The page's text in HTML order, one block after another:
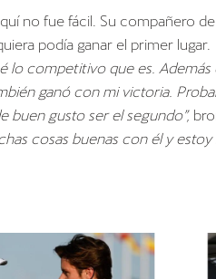
no fue fácil. Su compañero
podía ganar el primer lugar.
lo competitivo que es. Además
ganó con mi victoria.
buen gusto ser el segundo”,
cosas buenas con él y